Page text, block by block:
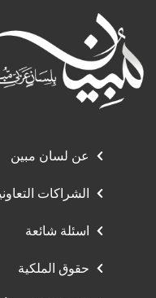
عن لسان مبين
الشراكات
اسئلة شائعة
حقوق الملكية